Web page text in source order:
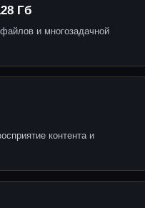
Гб
и многозадачной
контента и